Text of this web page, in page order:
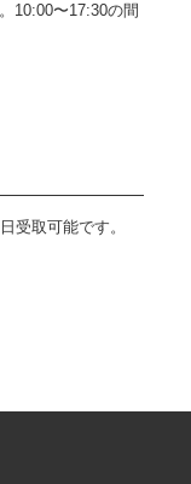
10:00〜17:30の間
受取可能です。